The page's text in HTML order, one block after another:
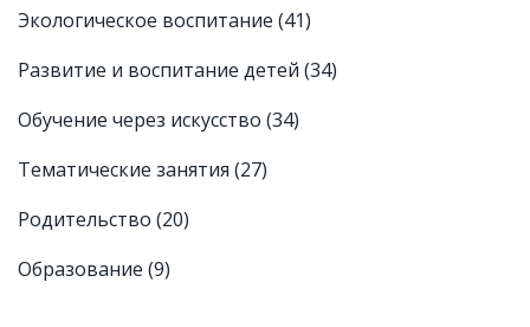
Экологическое воспитание (41)
Развитие и воспитание детей (34)
Обучение через искусство (34)
Тематические занятия (27)
Родительство (20)
Образование (9)